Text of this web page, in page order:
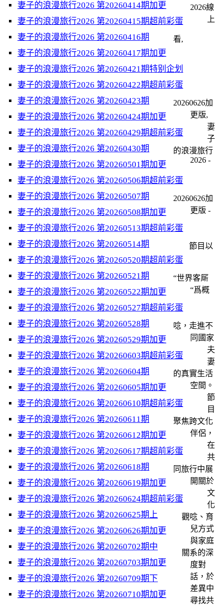
妻子的浪漫旅行2026 第20260414期加更
妻子的浪漫旅行2026 第20260415期超前彩蛋
妻子的浪漫旅行2026 第20260416期
妻子的浪漫旅行2026 第20260417期加更
妻子的浪漫旅行2026 第20260421期特别企划
妻子的浪漫旅行2026 第20260422期超前彩蛋
妻子的浪漫旅行2026 第20260423期
妻子的浪漫旅行2026 第20260424期加更
妻子的浪漫旅行2026 第20260429期超前彩蛋
妻子的浪漫旅行2026 第20260430期
妻子的浪漫旅行2026 第20260501期加更
妻子的浪漫旅行2026 第20260506期超前彩蛋
妻子的浪漫旅行2026 第20260507期
妻子的浪漫旅行2026 第20260508期加更
妻子的浪漫旅行2026 第20260513期超前彩蛋
妻子的浪漫旅行2026 第20260514期
妻子的浪漫旅行2026 第20260520期超前彩蛋
妻子的浪漫旅行2026 第20260521期
妻子的浪漫旅行2026 第20260522期加更
妻子的浪漫旅行2026 第20260527期超前彩蛋
妻子的浪漫旅行2026 第20260528期
妻子的浪漫旅行2026 第20260529期加更
妻子的浪漫旅行2026 第20260603期超前彩蛋
妻子的浪漫旅行2026 第20260604期
妻子的浪漫旅行2026 第20260605期加更
妻子的浪漫旅行2026 第20260610期超前彩蛋
妻子的浪漫旅行2026 第20260611期
妻子的浪漫旅行2026 第20260612期加更
妻子的浪漫旅行2026 第20260617期超前彩蛋
妻子的浪漫旅行2026 第20260618期
妻子的浪漫旅行2026 第20260619期加更
妻子的浪漫旅行2026 第20260624期超前彩蛋
妻子的浪漫旅行2026 第20260625期上
妻子的浪漫旅行2026 第20260626期加更
妻子的浪漫旅行2026 第20260702期中
妻子的浪漫旅行2026 第20260703期加更
妻子的浪漫旅行2026 第20260709期下
妻子的浪漫旅行2026 第20260710期加更
2026線
上
看,
20260626加
更版,
妻
子
的浪漫旅行
2026 -
20260626加
更版 -
節目以
“世界客厛
“爲概
唸，走進不
同國家
夫
妻
的真實生活
空間。
節
目
聚焦跨文化
伴侶，
在
共
同旅行中展
開關於
文
化
觀唸、育
兒方式
與家庭
關系的深
度對
話，於
差異中
尋找共